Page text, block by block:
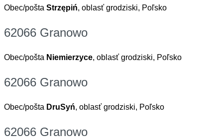
Obec/pošta Strzępiń, oblasť grodziski, Poľsko
62066 Granowo
Obec/pošta Niemierzyce, oblasť grodziski, Poľsko
62066 Granowo
Obec/pošta DruSyń, oblasť grodziski, Poľsko
62066 Granowo